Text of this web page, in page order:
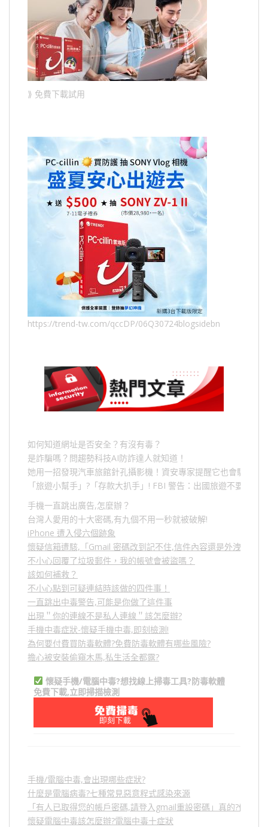
⟫ 免費下載試用
https://trend-tw.com/qccDP/06Q30724blogsidebn
如何知道網址是否安全？有沒有毒？
是詐騙嗎？問趨勢科技AI防詐達人就知道！
她用一招發現汽車旅館針孔攝影機！資安專家提醒它也會駭人成
「旅遊小幫手」 ? 「存款大扒手」 ! FBI 警告：出國旅遊不要做的
手機一直跳出廣告,怎麼辦？
台灣人愛用的十大密碼,有九個不用一秒就被破解!
iPhone 遭入侵六個跡象
懷疑信箱遭駭,「Gmail 密碼改到記不住,信件內容還是外洩？」,
不小心回覆了垃圾郵件，我的帳號會被盜嗎？
該如何補救？
不小心點到可疑連結時該做的四件事！
一直跳出中毒警告,可能是你做了這件事
出現＂你的連線不是私人連線＂該怎麼辦?
手機中毒症狀-懷疑手機中毒,即刻檢測!
為何要付費買防毒軟體?免費防毒軟體有哪些風險?
擔心被安裝偷窺木馬,私生活全都露?
懷疑手機/電腦中毒?想找線上掃毒工具?防毒軟體
免費下載,立即掃描檢測
手機/電腦中毒,會出現哪些症狀?
什麼是電腦病毒?七種常見惡意程式感染來源
「有人已取得您的帳戶密碼,請登入gmail重設密碼」真的?假的?5
懷疑電腦中毒該怎麼辦?電腦中毒十症狀